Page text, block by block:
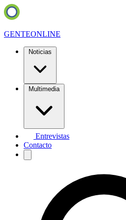
GENTEONLINE
Noticias
Multimedia
Entrevistas
Contacto